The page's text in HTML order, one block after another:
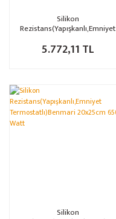
Silikon
Rezistans(Yapışkanlı,Emniyet
1,500 Watt
5.772,11 TL
Silikon